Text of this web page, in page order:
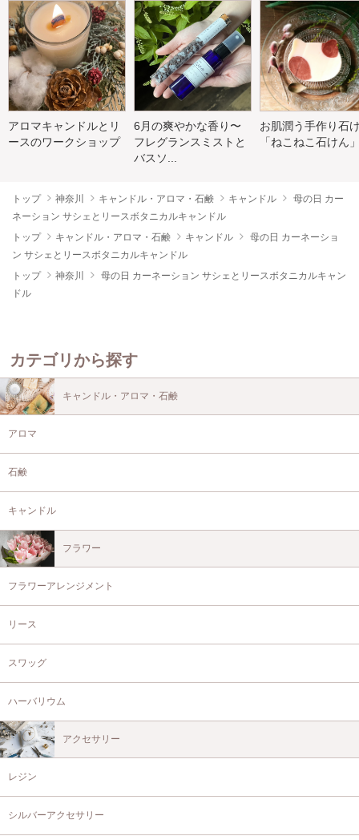
アロマキャンドルとリ
ースのワークショップ
6月の爽やかな香り〜
フレグランスミストと
バスソ...
お肌潤う手作り石
「ねこねこ石けん
トップ 神奈川 キャンドル・アロマ・石鹸 キャンドル
母の日 カー
ネーション サシェとリースボタニカルキャンドル
トップ
キャンドル・アロマ・石鹸 キャンドル
母の日 カーネーショ
ン サシェとリースボタニカルキャンドル
トップ
神奈川
母の日 カーネーション サシェとリースボタニカルキャン
ドル
カテゴリから探す
キャンドル・アロマ・石鹸
アロマ
石鹸
キャンドル
フラワー
フラワーアレンジメント
リース
スワッグ
ハーバリウム
アクセサリー
レジン
シルバーアクセサリー